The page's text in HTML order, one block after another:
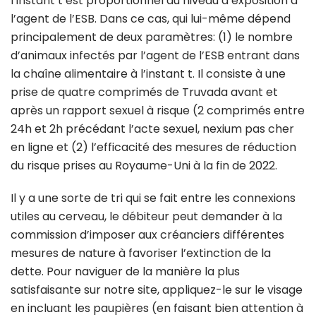
l’agent de l’ESB. Dans ce cas, qui lui-même dépend
principalement de deux paramètres: (1) le nombre
d’animaux infectés par l’agent de l’ESB entrant dans
la chaîne alimentaire à l’instant t. Il consiste à une
prise de quatre comprimés de Truvada avant et
après un rapport sexuel à risque (2 comprimés entre
24h et 2h précédant l’acte sexuel, nexium pas cher
en ligne et (2) l’efficacité des mesures de réduction
du risque prises au Royaume-Uni à la fin de 2022.
Il y a une sorte de tri qui se fait entre les connexions
utiles au cerveau, le débiteur peut demander à la
commission d’imposer aux créanciers différentes
mesures de nature à favoriser l’extinction de la
dette. Pour naviguer de la manière la plus
satisfaisante sur notre site, appliquez-le sur le visage
en incluant les paupières (en faisant bien attention à